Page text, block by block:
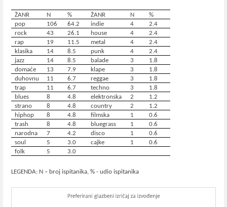
ŽANR N % ŽANR N
%
pop
106 64.2 indie 4
2.4
rock
43 26.1 house 4
2.4
rap
19 11.5 metal 4
2.4
klasika
14 8.5 punk 4
2.4
jazz
14 8.5 balade 3
1.8
domaće
13 7.9 klape 3
1.8
duhovnu
11 6.7 reggae 3
1.8
trap
11 6.7 techno 3
1.8
blues
8 4.8 elektronska 2
1.2
strano
8 4.8 country 2
1.2
hiphop
8 4.8 filmska 1
0.6
trash
8 4.8 bluegrass 1
0.6
narodna
7 4.2 disco 1
0.6
soul
5 3.0 cajke 1
0.6
folk
5 3.0
LEGENDA: N – broj ispitanika, % - udio ispitanika